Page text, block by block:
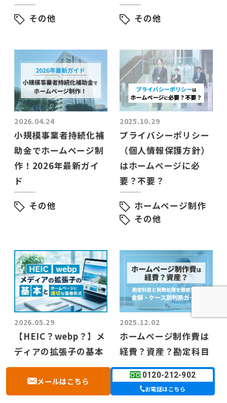
その他 その他
2026.04.24
小規模事業者持続化補
助金でホームページ制
作！2026年最新ガイ
ド
その他
2025.10.29
プライバシーポリシー
（個人情報保護方針）
はホームページに必
要？不要？
ホームページ制作
その他
2026.05.29
【HEIC？webp？】メ
ディアの拡張子の基本
とホームページに適切
な画像形式
2025.12.02
ホームページ制作費は
経費？資産？勘定科目
と税務処理を徹底解説
【金額・ケース別判断
ガイド】
メールはこちら
0120-212-902
お電話はこちら